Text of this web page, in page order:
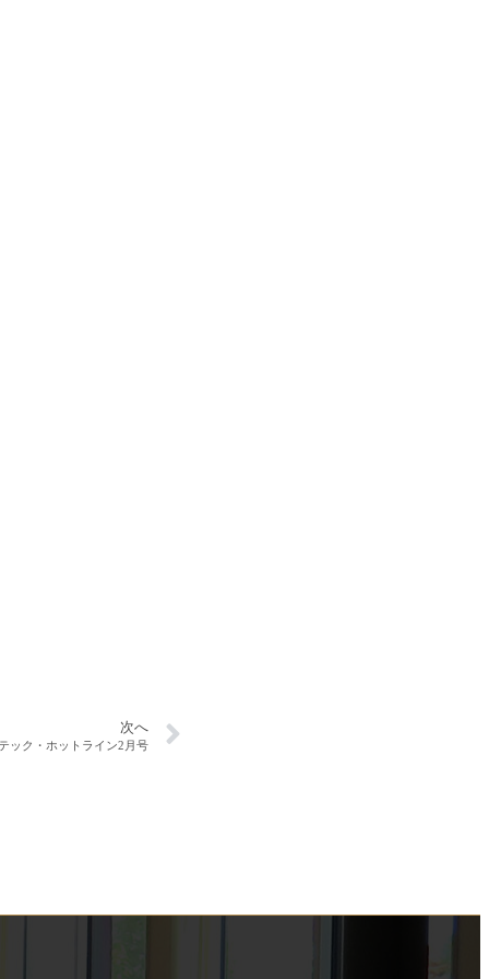
次へ
ック・ホットライン2月号